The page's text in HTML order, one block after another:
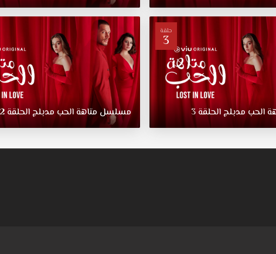
حلقة
3
الحبمدبلج الحلقة3 مسلسل متاهة الحبمدبلج الحلقة2